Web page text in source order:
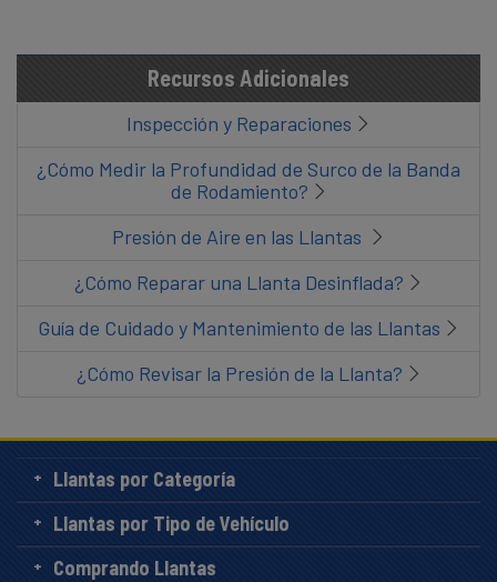
Recursos Adicionales
Inspección y Reparaciones
¿Cómo Medir la Profundidad de Surco de la Banda
de Rodamiento?
Presión de Aire en las Llantas
¿Cómo Reparar una Llanta Desinflada?
Guía de Cuidado y Mantenimiento de las Llantas
¿Cómo Revisar la Presión de la Llanta?
Llantas por Categoría
Llantas por Tipo de Vehículo
Comprando Llantas